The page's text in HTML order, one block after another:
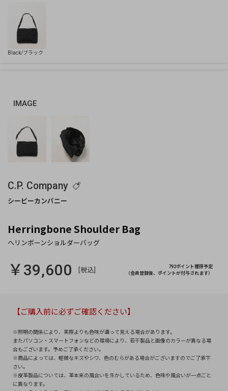
IMAGE
C.P. Company
Herringbone Shoulder Bag
￥39,600 [税込]
792ポイント獲得予定
（会員登録後、ポイントが付与されます）
【ご購入前に必ずご確認ください】
※照明の関係により、実際よりも色味が違って見える場合があります。
またパソコン・スマートフォンなどの環境により、若干製品と画像のカラーが異なる場
合もございます。予めご了承ください。
※商品によっては、軽微なキズやシワ、色のむらがある場合がございますのでご了承下
さい。
※皮革製品については、革本来の風合いを生かしているため、色味や風合いが一点ごと
に異なります。